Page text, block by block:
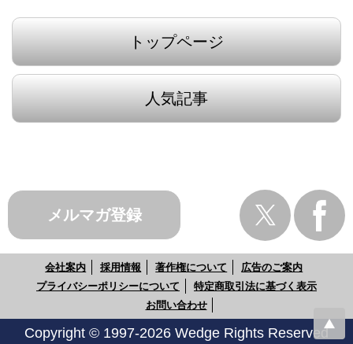
トップページ
人気記事
メルマガ登録
会社案内 採用情報 著作権について
広告のご案内
プライバシーポリシーについて
特定商取引法に基づく表示
お問い合わせ
Copyright © 1997-2026 Wedge Rights Reserved